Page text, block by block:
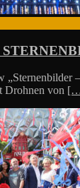
Drohnen von